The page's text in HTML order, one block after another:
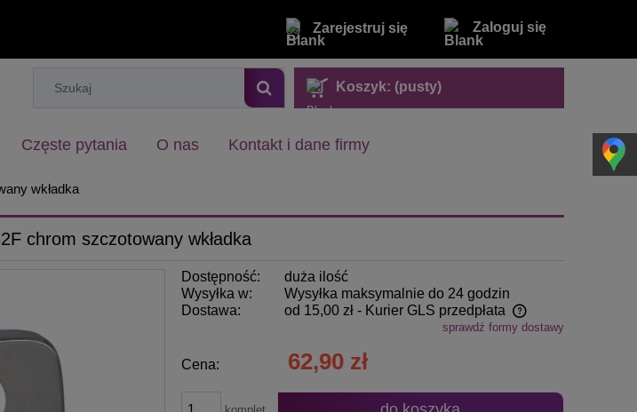
Zarejestruj się Zaloguj się
Koszyk: (pusty)
Częste pytania O nas Kontakt i dane firmy
wkładka
chrom szczotowany wkładka
Dostępność:
duża ilość
Wysyłka w:
Wysyłka maksymalnie do 24 godzin
Dostawa:
od 15,00 zł - Kurier GLS przedpłata
Cena nie zawiera ewentualnych kosztów
płatności
sprawdź formy dostawy
Cena: 62,90 zł